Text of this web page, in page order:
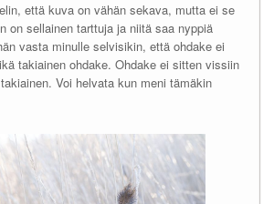
että kuva on vähän sekava, mutta ei se
on sellainen tarttuja ja niitä saa nyppiä
vasta minulle selvisikin, että ohdake ei
takiainen ohdake. Ohdake ei sitten vissiin
Voi helvata kun meni tämäkin